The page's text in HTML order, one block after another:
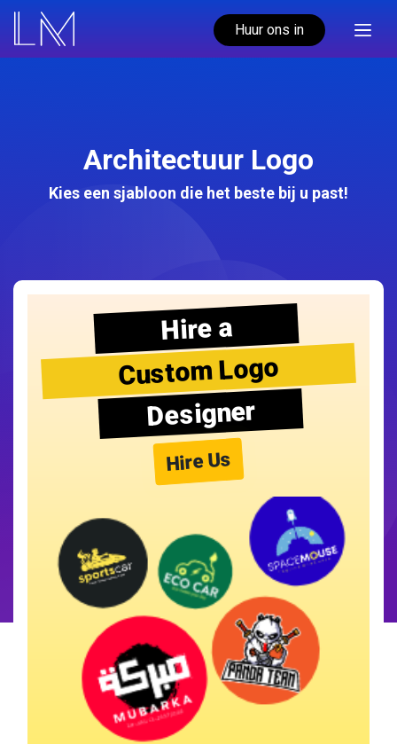
Huur ons in
Architectuur Logo
Kies een sjabloon die het beste bij u past!
Hire a
Custom Logo
Designer
Hire Us